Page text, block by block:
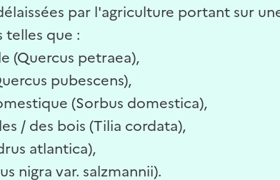
par l'agriculture portant sur
telles que :
(Quercus petraea),
pubescens),
(Sorbus domestica),
/ des bois (Tilia cordata),
atlantica),
nigra var. salzmannii).